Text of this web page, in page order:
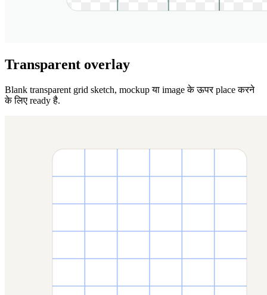
Transparent overlay
Blank transparent grid sketch, mockup या image के ऊपर place करने
के लिए ready है.